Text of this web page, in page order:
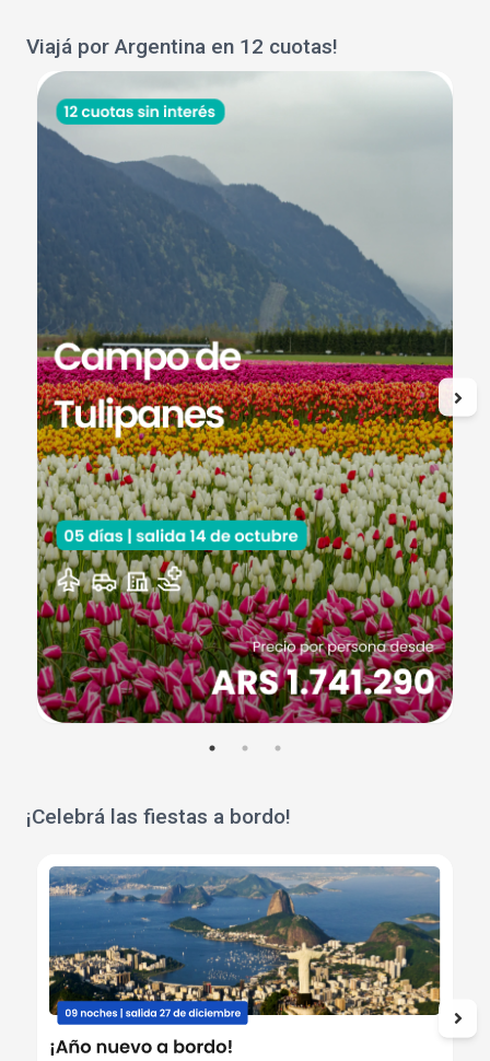
Viajá por Argentina en 12 cuotas!
¡Celebrá las fiestas a bordo!